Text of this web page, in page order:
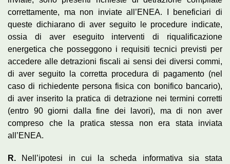
correttamente, ma non inviate all’ENEA. I beneficiari di
queste dichiarano di aver seguito le procedure indicate,
ossia di aver eseguito interventi di riqualificazione
energetica che posseggono i requisiti tecnici previsti per
accedere alle detrazioni fiscali ai sensi dei diversi commi,
di aver seguito la corretta procedura di pagamento (nel
caso di richiedente persona fisica con bonifico bancario),
di aver inserito la pratica di detrazione nei termini corretti
(entro 90 giorni dalla fine dei lavori), ma di non aver
compreso che la pratica stessa non era stata inviata
all’ENEA.
R.
Nell’ipotesi in cui la scheda informativa sia stata